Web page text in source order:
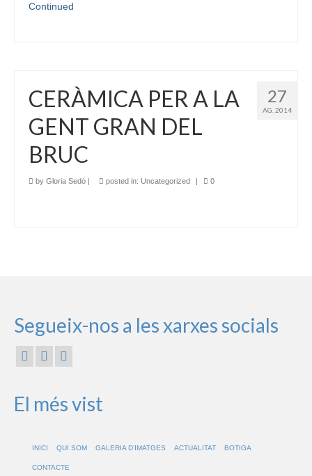
Continued
27
AG. 2014
CERÀMICA PER A LA
GENT GRAN DEL
BRUC
by Gloria Sedó | posted in: Uncategorized | 0
Segueix-nos a les xarxes socials
El més vist
INICI QUI SOM GALERIA D’IMATGES ACTUALITAT BOTIGA
CONTACTE